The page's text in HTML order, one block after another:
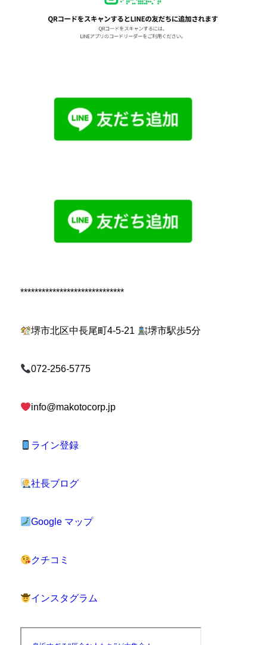
*****************************
堺市北区中長尾町4-5-21 堺市駅歩5分
072-256-5775
info@makotocorp.jp
ライン登録
社長ブログ
Google マップ
クチコミ
インスタグラム